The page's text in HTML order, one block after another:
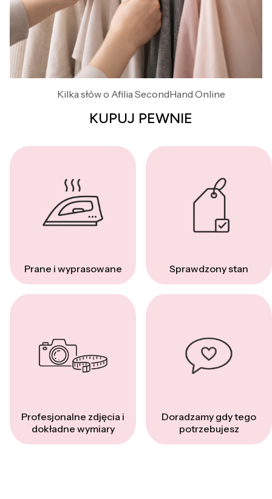
Kilka słów o Afilia SecondHand Online
KUPUJ PEWNIE
Prane i wyprasowane Sprawdzony stan
Profesjonalne zdjęcia i
dokładne wymiary
Doradzamy gdy tego
potrzebujesz